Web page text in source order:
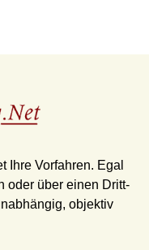
Ihre Vorfahren. Egal
oder über einen Dritt-
objektiv